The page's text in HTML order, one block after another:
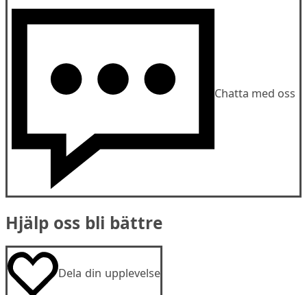
Chatta med oss
Hjälp oss bli bättre
Dela din upplevelse